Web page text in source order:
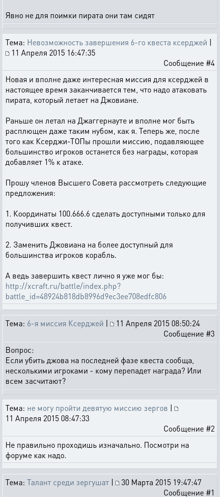
Явно не для поимки пирата они там сидят
Тема: Невозможность завершения 6-го квеста ксерджей |
11 Апреля 2015 16:47:35
Сообщение #4
Новая и вполне даже интересная миссия для ксерджей в
настоящее время заканчивается тем, что надо атаковать
пирата, который летает на Джовиане.
Раньше он летал на Джаггернауте и вполне мог быть
расплющен даже таким нубом, как я. Теперь же, после
того как Ксерджи-ТОПы прошли миссию, подавляющее
большинство игроков останется без награды, которая
добавляет 1% к атаке.
Прошу членов Высшего Совета рассмотреть следующие
предложения:
1. Координаты 100.666.6 сделать доступными только для
получивших квест.
2. Заменить Джовиана на более доступный для
большинства игроков корабль.
А ведь завершить квест лично я уже мог бы:
http://xcraft.ru/battle/index.php?
battle_id=48924b818db8996d9ec3ee708edfc806
Тема: 6-я миссия Ксерджей |
11 Апреля 2015 08:50:24
Сообщение #3
Вопрос:
Если убить джова на последней фазе квеста сообща,
несколькими игроками - кому перепадет награда? Или
всем засчитают?
Тема: не могу пройти девятую миссию зергов |
11 Апреля 2015 08:47:33
Сообщение #2
Не правильно проходишь изначально. Посмотри на
форуме как надо.
Тема: Талант среди зергушат |
30 Марта 2015 19:47:47
Сообщение #1